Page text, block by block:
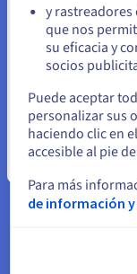
Con
una
Permanezca
y rastreadores
que nos
su eficacia y
socios
Puede aceptar
personalizar sus
haciendo clic en
accesible al pie
Para más
de información